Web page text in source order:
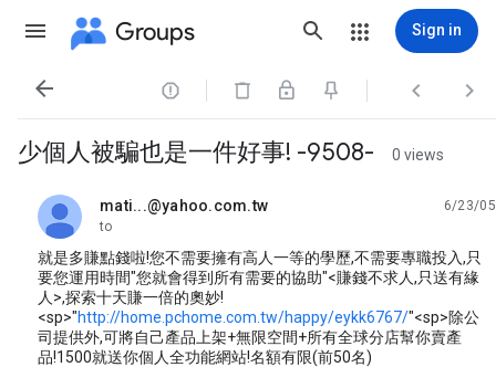
Groups Sign in
   
少個人被騙也是一件好事! -9508- 0 views
mati...@yahoo.com.tw
unread,
6/23/05
to
就是多賺點錢啦!您不需要擁有高人一等的學歷,不需要專職投入,只
要您運用時間"您就會得到所有需要的協助"<賺錢不求人,只送有緣
人>,探索十天賺一倍的奧妙!
<sp>"http://home.pchome.com.tw/happy/eykk6767/"<sp>除公
司提供外,可將自己產品上架+無限空間+所有全球分店幫你賣產
品!1500就送你個人全功能網站!名額有限(前50名)